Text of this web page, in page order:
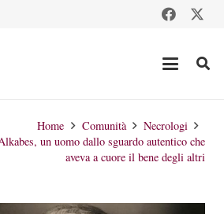
Home Comunità
Necrologi
un uomo dallo sguardo autentico che
aveva a cuore il bene degli altri